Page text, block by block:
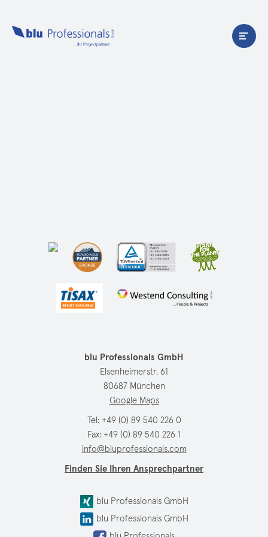
blu Professionals GmbH
Elsenheimerstr. 61
80687 München
Google Maps
Tel: +49 (0) 89 540 226 0
Fax: +49 (0) 89 540 226 1
info@bluprofessionals.com
Finden Sie Ihren Ansprechpartner
blu Professionals GmbH
blu Professionals GmbH